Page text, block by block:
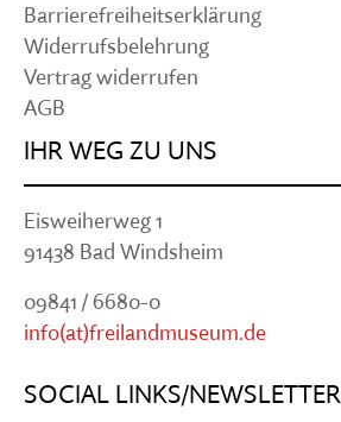
Barrierefreiheitserklärung
Widerrufsbelehrung
Vertrag widerrufen
AGB
IHR WEG ZU UNS
Eisweiherweg 1
91438 Bad Windsheim
09841 / 6680-0
info(at)freilandmuseum.de
SOCIAL LINKS/NEWSLETTER